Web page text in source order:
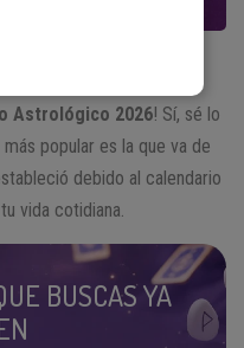
emblemáticos de la
Astrológico 2026! Sí, sé lo
popular es la que va de
debido al calendario
vida cotidiana.
BUSCAS YA